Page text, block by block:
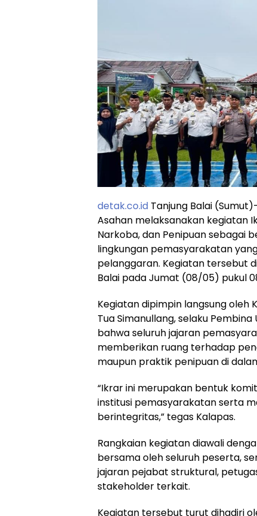
detak.co.id Tanjung Balai
Asahan melaksanakan kegiatan
Narkoba, dan Penipuan sebagai
lingkungan pemasyarakatan
pelanggaran. Kegiatan tersebut
Balai pada Jumat (08/05) pukul
Kegiatan dipimpin langsung oleh
Tua Simanullang, selaku
bahwa seluruh jajaran
memberikan ruang terhadap
maupun praktik penipuan di
“Ikrar ini merupakan bentuk
institusi pemasyarakatan serta
berintegritas,” tegas Kalapas.
Rangkaian kegiatan diawali
bersama oleh seluruh peserta,
jajaran pejabat struktural,
stakeholder terkait.
Kegiatan tersebut turut dihadiri